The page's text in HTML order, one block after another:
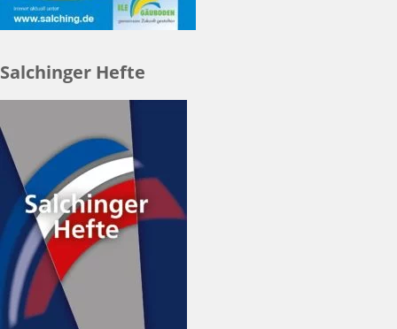
Salchinger Hefte